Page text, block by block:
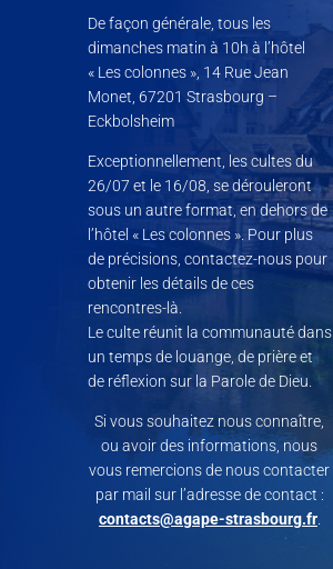
De façon générale, tous les
dimanches matin à 10h à l’hôtel
« Les colonnes », 14 Rue Jean
Monet, 67201 Strasbourg –
Eckbolsheim
Exceptionnellement, les cultes du
26/07 et le 16/08, se dérouleront
sous un autre format, en dehors de
l’hôtel « Les colonnes ». Pour plus
de précisions, contactez-nous pour
obtenir les détails de ces
rencontres-là.
Le culte réunit la communauté dans
un temps de louange, de prière et
de réflexion sur la Parole de Dieu.
Si vous souhaitez nous connaître,
ou avoir des informations, nous
vous remercions de nous contacter
par mail sur l’adresse de contact :
contacts@agape-strasbourg.fr.